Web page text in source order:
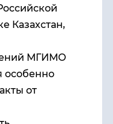
Казахстан,
МГИМО
от